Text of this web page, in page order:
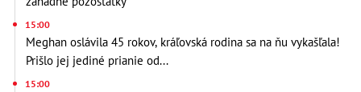
15:00
Meghan oslávila 45 rokov, kráľovská rodina sa na ňu vykašľala!
Prišlo jej jediné prianie od...
15:00